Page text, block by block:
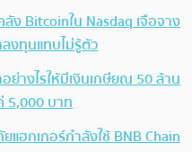
ง Bitcoinใน Nasdaq เจือจาง
งทุนแทบไม่รู้ตัว
ย่างไรให้มีเงินเกษียณ 50 ล้าน
5,000 บาท
แฮกเกอร์กำลังใช้ BNB Chain